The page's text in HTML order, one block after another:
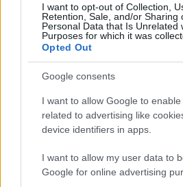
I want to opt-out of Collection,
Retention, Sale, and/or Sharing
Personal Data that Is Unrelated
Purposes for which it was
Opted Out
Google consents
I want to allow Google to
related to advertising like
device identifiers in apps.
I want to allow my user data to
Google for online advertising
avverse pubblicati dall’Aifa.
odierna è negare di avere
un grave danno sociale a
dopo il 15 di dicembre non
sospesi perché hanno dei
legittime, dubbi per una
quantificabile, tanto da dover
richiami, anche con un mix di
#CORONAVIRUS #CURE